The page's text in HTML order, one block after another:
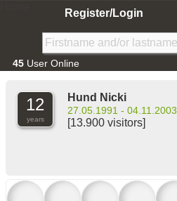
Register/Login
45 User Online
12
years
Hund Nicki
27.05.1991 - 04.11.2003
[13.900 visitors]